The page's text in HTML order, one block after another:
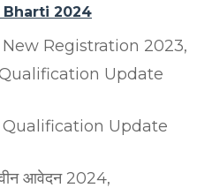
Bharti 2024
Registration 2023,
Update
Update
आवेदन 2024,